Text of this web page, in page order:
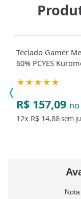
Teclado Gamer
60% PCYES
★★★★★
R$ 157,09 no
12x R$ 14,88sem